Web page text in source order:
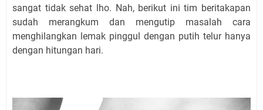
sangat tidak sehat lho. Nah, berikut ini tim beritakapan
sudah merangkum dan mengutip masalah cara
menghilangkan lemak pinggul dengan putih telur hanya
dengan hitungan hari.